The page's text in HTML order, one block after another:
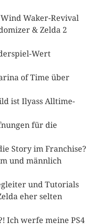
Waker-Revival
& Zelda 2
Wert
of Time über
ist Ilyass Alltime-
für die
Story im Franchise?
und männlich
und Tutorials
eher selten
Ich werfe meine PS4